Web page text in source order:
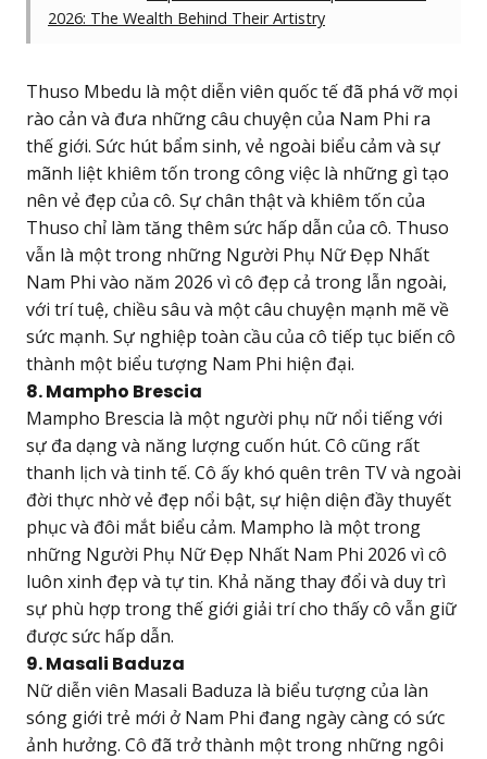
2026: The Wealth Behind Their Artistry
Thuso Mbedu là một diễn viên quốc tế đã phá vỡ mọi
rào cản và đưa những câu chuyện của Nam Phi ra
thế giới. Sức hút bẩm sinh, vẻ ngoài biểu cảm và sự
mãnh liệt khiêm tốn trong công việc là những gì tạo
nên vẻ đẹp của cô. Sự chân thật và khiêm tốn của
Thuso chỉ làm tăng thêm sức hấp dẫn của cô. Thuso
vẫn là một trong những Người Phụ Nữ Đẹp Nhất
Nam Phi vào năm 2026 vì cô đẹp cả trong lẫn ngoài,
với trí tuệ, chiều sâu và một câu chuyện mạnh mẽ về
sức mạnh. Sự nghiệp toàn cầu của cô tiếp tục biến cô
thành một biểu tượng Nam Phi hiện đại.
8. Mampho Brescia
Mampho Brescia là một người phụ nữ nổi tiếng với
sự đa dạng và năng lượng cuốn hút. Cô cũng rất
thanh lịch và tinh tế. Cô ấy khó quên trên TV và ngoài
đời thực nhờ vẻ đẹp nổi bật, sự hiện diện đầy thuyết
phục và đôi mắt biểu cảm. Mampho là một trong
những Người Phụ Nữ Đẹp Nhất Nam Phi 2026 vì cô
luôn xinh đẹp và tự tin. Khả năng thay đổi và duy trì
sự phù hợp trong thế giới giải trí cho thấy cô vẫn giữ
được sức hấp dẫn.
9. Masali Baduza
Nữ diễn viên Masali Baduza là biểu tượng của làn
sóng giới trẻ mới ở Nam Phi đang ngày càng có sức
ảnh hưởng. Cô đã trở thành một trong những ngôi